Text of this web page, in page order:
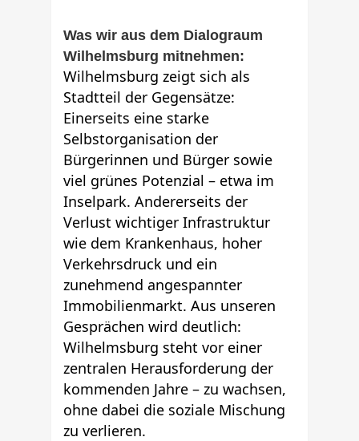
Was wir aus dem Dialograum
Wilhelmsburg mitnehmen:
Wilhelmsburg zeigt sich als
Stadtteil der Gegensätze:
Einerseits eine starke
Selbstorganisation der
Bürgerinnen und Bürger sowie
viel grünes Potenzial – etwa im
Inselpark. Andererseits der
Verlust wichtiger Infrastruktur
wie dem Krankenhaus, hoher
Verkehrsdruck und ein
zunehmend angespannter
Immobilienmarkt.Aus unseren
Gesprächen wird deutlich:
Wilhelmsburg steht vor einer
zentralen Herausforderung der
kommenden Jahre – zu wachsen,
ohne dabei die soziale Mischung
zu verlieren.